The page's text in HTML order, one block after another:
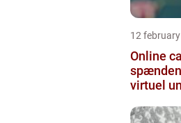
12
Online
virtuel